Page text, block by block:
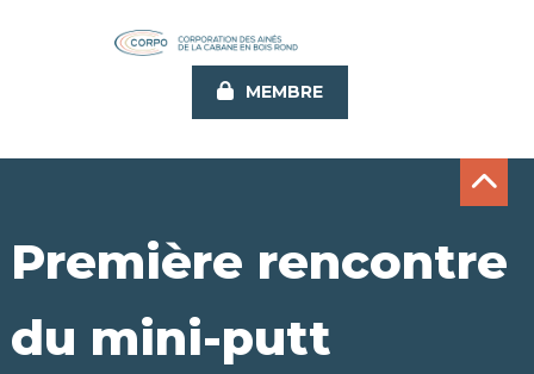
MEMBRE
Première rencontre
du mini-putt